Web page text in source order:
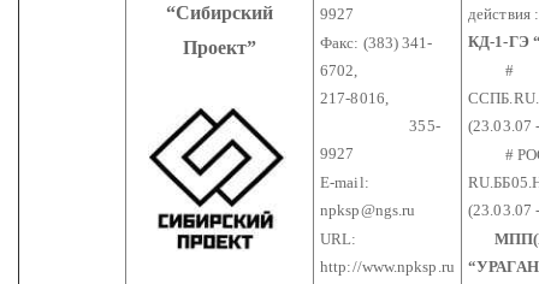
“Сибирский
Проект”
9927
Факс: (383) 341-
6702,
217-8016,
355-
9927
E-mail:
npksp@ngs.ru
URL:
http://www.npksp.ru
действия :
КД-1-ГЭ
#
(23.03.07
#
(23.03.07